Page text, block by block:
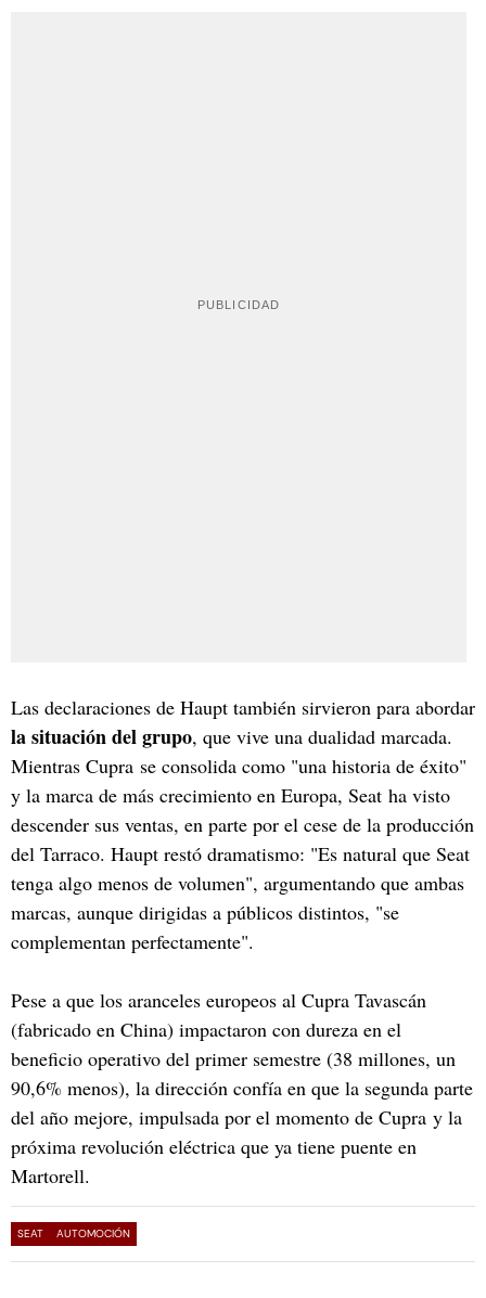
Las declaraciones de Haupt también sirvieron para abordar
la situación del grupo, que vive una dualidad marcada.
Mientras Cupra se consolida como "una historia de éxito"
y la marca de más crecimiento en Europa, Seat ha visto
descender sus ventas, en parte por el cese de la producción
del Tarraco. Haupt restó dramatismo: "Es natural que Seat
tenga algo menos de volumen", argumentando que ambas
marcas, aunque dirigidas a públicos distintos, "se
complementan perfectamente".
Pese a que los aranceles europeos al Cupra Tavascán
(fabricado en China) impactaron con dureza en el
beneficio operativo del primer semestre (38 millones, un
90,6% menos), la dirección confía en que la segunda parte
del año mejore, impulsada por el momento de Cupra y la
próxima revolución eléctrica que ya tiene puente en
Martorell.
SEAT AUTOMOCIÓN